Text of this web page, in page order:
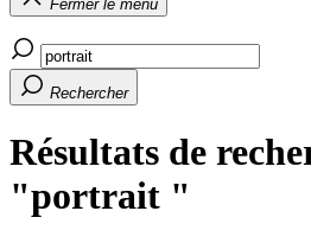
Fermer le menu
Rechercher
Résultats de
"portrait "